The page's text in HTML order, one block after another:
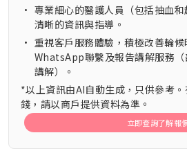
• 專業細心的醫護人員（包括抽血
清晰的資訊與指導。
• 重視客戶服務體驗，積極改善輪
WhatsApp聯繫及報告講解服務
講解）。
*以上資訊由AI自動生成，只供參考
錢，請以商戶提供資料為準。
立即查詢了解報